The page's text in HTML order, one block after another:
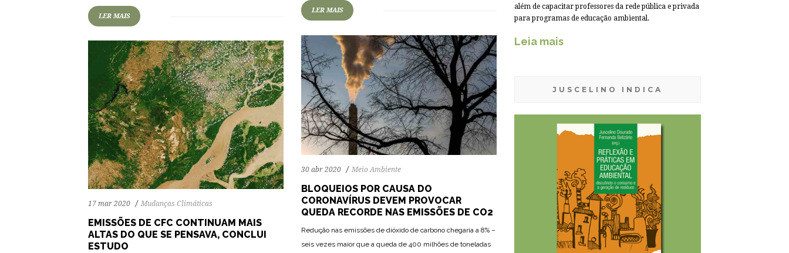
LER MAIS
LER MAIS
30 abr 2020 Meio Ambiente
BLOQUEIOS POR CAUSA DO
CORONAVÍRUS DEVEM PROVOCAR
QUEDA RECORDE NAS EMISSÕES DE CO2
Redução nas emissões de dióxido de carbono chegaria a 8% –
seis vezes maior que a queda de 400 milhões de toneladas
17 mar 2020 Mudanças Climáticas
EMISSÕES DE CFC CONTINUAM MAIS
ALTAS DO QUE SE PENSAVA, CONCLUI
ESTUDO
além de capacitar professores da rede pública e privada
para programas de educação ambiental.
Leia mais
JUSCELINO INDICA